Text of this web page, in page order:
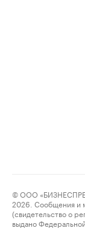
© ООО
2026. Сообщения и
(свидетельство о
выдано